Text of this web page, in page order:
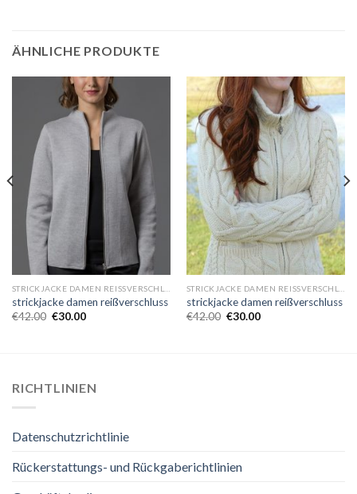
ÄHNLICHE PRODUKTE
strickjacke damen reißverschluss
€42.00 €30.00
strickjacke damen reißverschluss
€42.00 €30.00
RICHTLINIEN
Datenschutzrichtlinie
Rückerstattungs- und Rückgaberichtlinien